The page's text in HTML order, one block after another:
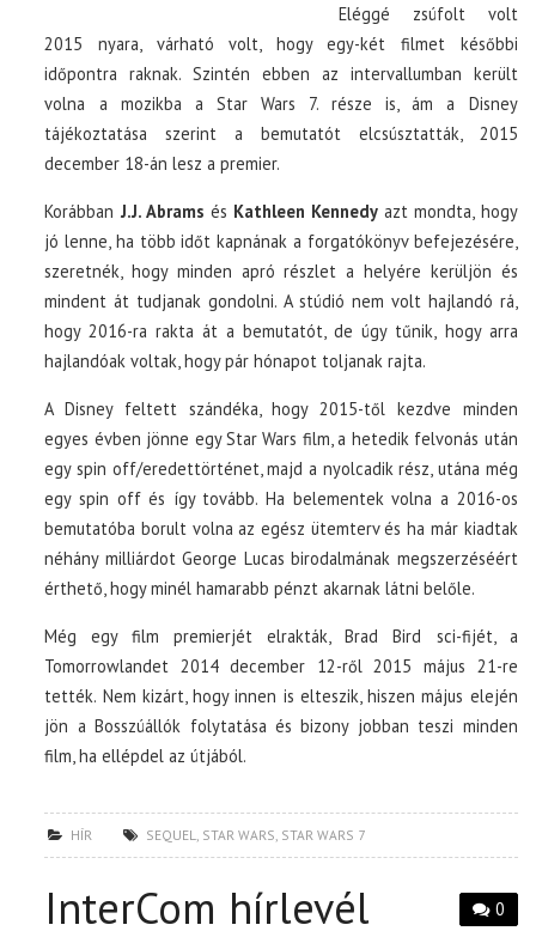
Eléggé zsúfolt volt
2015 nyara, várható volt, hogy egy-két filmet későbbi
időpontra raknak. Szintén ebben az intervallumban került
volna a mozikba a Star Wars 7. része is, ám a Disney
tájékoztatása szerint a bemutatót elcsúsztatták, 2015
december 18-án lesz a premier.
Korábban J.J. Abrams és Kathleen Kennedy azt mondta, hogy
jó lenne, ha több időt kapnának a forgatókönyv befejezésére,
szeretnék, hogy minden apró részlet a helyére kerüljön és
mindent át tudjanak gondolni. A stúdió nem volt hajlandó rá,
hogy 2016-ra rakta át a bemutatót, de úgy tűnik, hogy arra
hajlandóak voltak, hogy pár hónapot toljanak rajta.
A Disney feltett szándéka, hogy 2015-től kezdve minden
egyes évben jönne egy Star Wars film, a hetedik felvonás után
egy spin off/eredettörténet, majd a nyolcadik rész, utána még
egy spin off és így tovább. Ha belementek volna a 2016-os
bemutatóba borult volna az egész ütemterv és ha már kiadtak
néhány milliárdot George Lucas birodalmának megszerzéséért
érthető, hogy minél hamarabb pénzt akarnak látni belőle.
Még egy film premierjét elrakták, Brad Bird sci-fijét, a
Tomorrowlandet 2014 december 12-ről 2015 május 21-re
tették. Nem kizárt, hogy innen is elteszik, hiszen május elején
jön a Bosszúállók folytatása és bizony jobban teszi minden
film, ha ellépdel az útjából.
HÍR SEQUEL STAR WARS STAR WARS 7
0
InterCom hírlevél